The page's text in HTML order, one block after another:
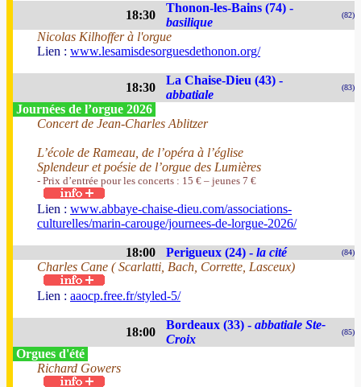
18:30
Thonon-les-Bains (74) -
basilique
(82)
Nicolas Kilhoffer à l'orgue
Lien : www.lesamisdesorguesdethonon.org/
18:30
La Chaise-Dieu (43) -
abbatiale
(83)
Journées de l’orgue 2026
Concert de Jean-Charles Ablitzer
L’école de Rameau, de l’opéra à l’église
Splendeur et poésie de l’orgue des Lumières
- Prix d’entrée pour les concerts : 15 € – jeunes 7 €
Lien : www.abbaye-chaise-dieu.com/associations-
culturelles/marin-carouge/journees-de-lorgue-2026/
18:00 Perigueux (24) - la cité (84)
Charles Cane ( Scarlatti, Bach, Corrette, Lasceux)
Lien : aaocp.free.fr/styled-5/
18:00
Bordeaux (33) - abbatiale Ste-
Croix
(85)
Orgues d'été
Richard Gowers